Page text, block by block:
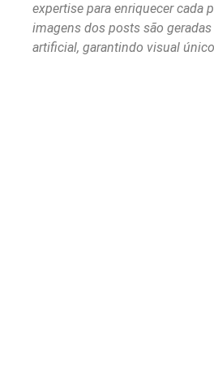
expertise para enriquecer cada
imagens dos posts são
artificial, garantindo visual